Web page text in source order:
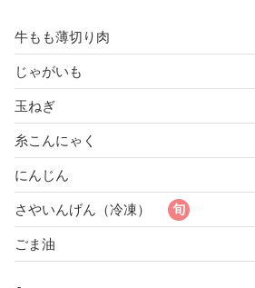
牛もも薄切り肉
じゃがいも
玉ねぎ
糸こんにゃく
にんじん
さやいんげん（冷凍）
ごま油